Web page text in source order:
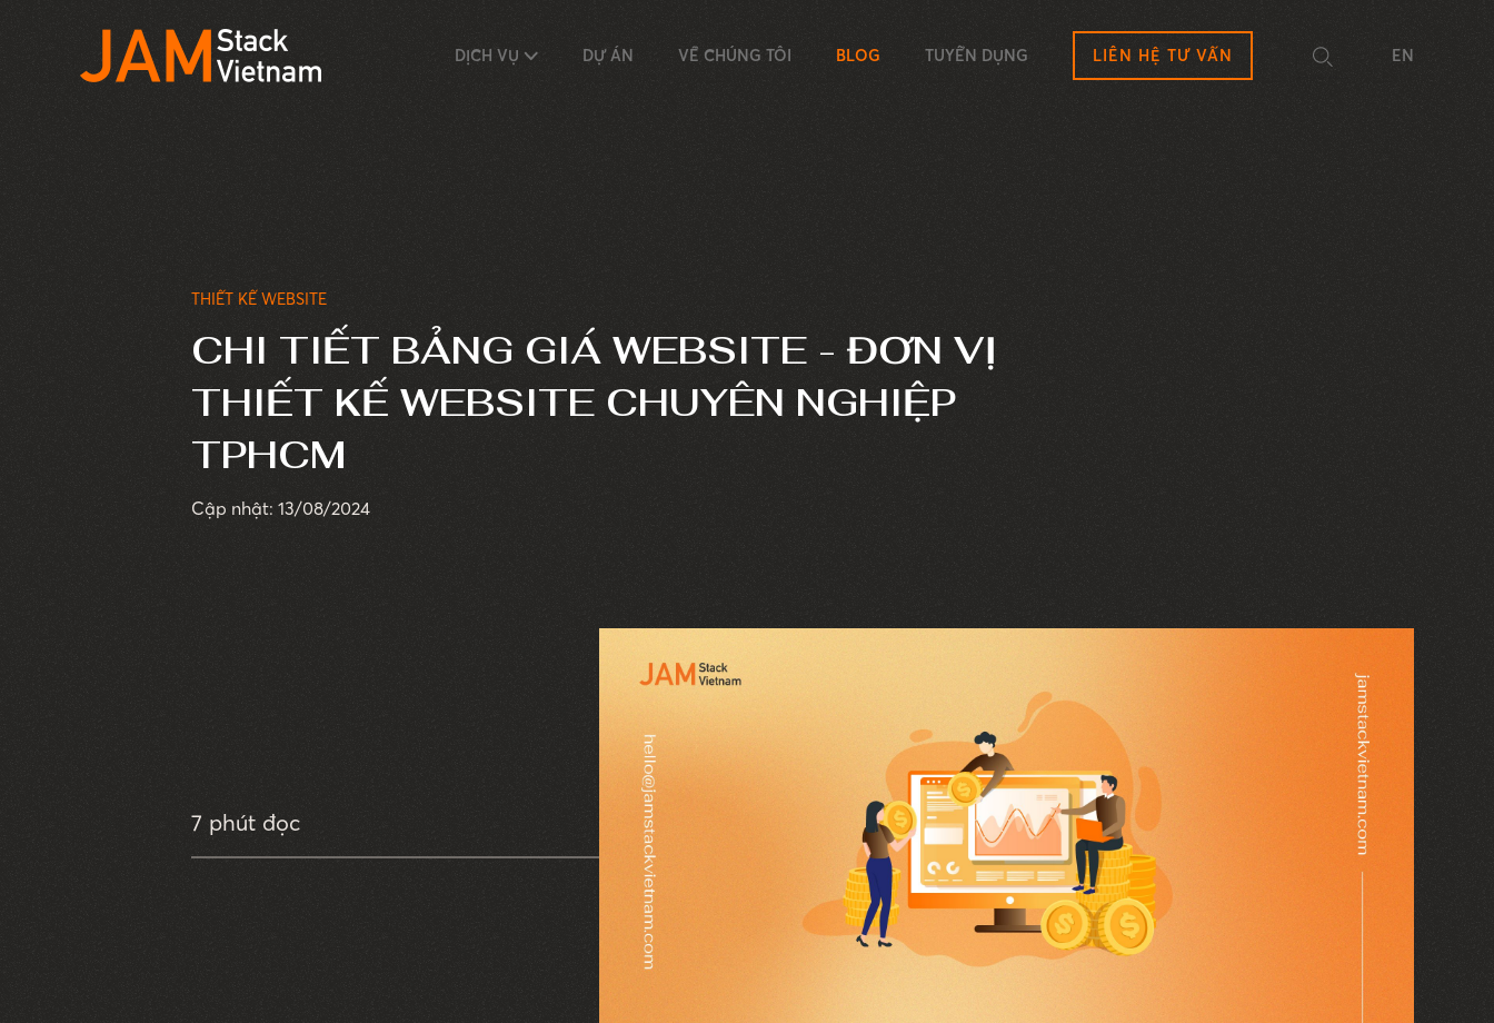
DỊCH VỤ DỰ ÁN VỀ CHÚNG TÔI BLOG TUYỂN DỤNG LIÊN HỆ TƯ VẤN EN
THIẾT KẾ WEBSITE
CHI TIẾT BẢNG GIÁ WEBSITE - ĐƠN VỊ
THIẾT KẾ WEBSITE CHUYÊN NGHIỆP
TPHCM
Cập nhật: 13/08/2024
7 phút đọc